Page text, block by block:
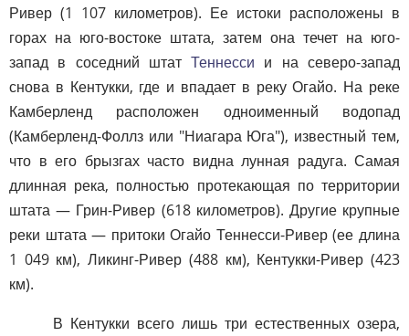
Ривер (1 107 километров). Ее истоки расположены в
горах на юго-востоке штата, затем она течет на юго-
запад в соседний штатТеннесси и на северо-запад
снова в Кентукки, где и впадает в реку Огайо. На реке
Камберленд расположен одноименный водопад
(Камберленд-Фоллз или "Ниагара Юга"), известный тем,
что в его брызгах часто видна лунная радуга. Самая
длинная река, полностью протекающая по территории
штата — Грин-Ривер (618 километров). Другие крупные
реки штата — притоки Огайо Теннесси-Ривер (ее длина
1 049 км), Ликинг-Ривер (488 км), Кентукки-Ривер (423
км).
В Кентукки всего лишь три естественных озера,